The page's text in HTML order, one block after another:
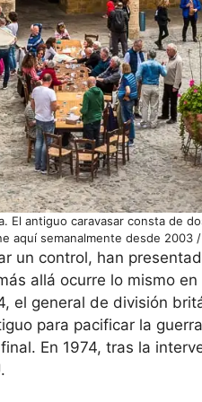
El antiguo caravasar consta de
aquí semanalmente desde 2003
un control, han
allá ocurre lo mismo
el general de división
para pacificar la
En 1974, tras la